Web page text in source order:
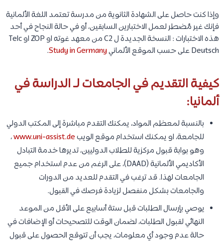
وإذا كنت حاصل على الشهادة الثانوية من مدرسة تعتمد اللغة الألمانية
فإنك غير مُضطر لعمل الاختبارين السابقين، أو في حالة النجاح في أحد
هذه الاختبارات : النسخة الجديدة ل C2 من معهد غوته او ZOP او Telc
Deutsch على حسب الموقع الألماني
Study in Germany
.
كيفية التقديم في الجامعات لـ الدراسة في
ألمانيا:
بالنسبة لمعظم المواد، يمكنك التقدم مباشرة إلى المكتب الدولي
للجامعة، او يمكنك استخدام موقع الويبwww.uni-assist.de،
وهو بوابة قبول مركزية للطلاب الدوليين، تديرها خدمة التبادل
الأكاديمي الألمانية (DAAD)، على الرغم من عدم استخدام جميع
الجامعات لهذا. قد ترغب في التقدم للعديد من الدورات
والجامعات بشكل منفصل لزيادة فرصك في القبول.
يوصي بإرسال الطلبات قبل ستة أسابيع على الأقل من الموعد
النهائي لقبول الطلبات، لضمان الوقت للتصحيحات أو الإضافات في
حالة عدم وجود أي معلومات، يجب أن تتوقع الحصول على قبول